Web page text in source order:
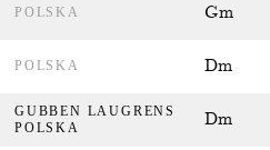
POLSKA Gm
POLSKA Dm
GUBBEN LAUGRENS
POLSKA
Dm